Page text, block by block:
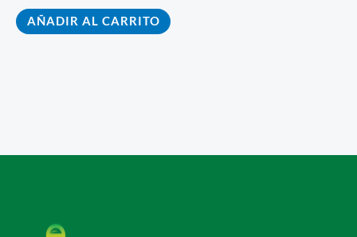
AÑADIR AL CARRITO